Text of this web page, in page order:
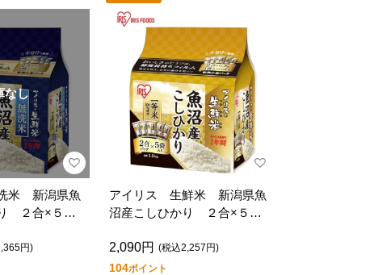
なし
米 新潟県魚
２合×５袋
円)
アイリス 生鮮米 新潟県魚
沼産こしひかり ２合×５袋
2,090円 (税込2,257円)
104ポイント